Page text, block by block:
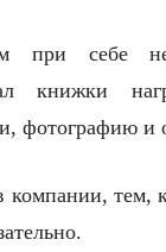
при себе
книжки
фотографию
компании, тем,